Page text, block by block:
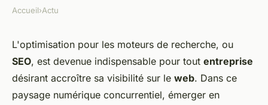
Combien coûtent les services
d'une agence SEO ?
Noémie•11 janvier 2024•2 min de lecture
Accueil›Actu
L'optimisation pour les moteurs de recherche, ou
SEO, est devenue indispensable pour tout entreprise
désirant accroître sa visibilité sur le web. Dans ce
paysage numérique concurrentiel, émerger en